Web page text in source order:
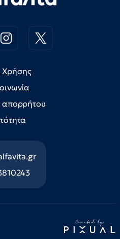
Χρήσης
απορρήτου